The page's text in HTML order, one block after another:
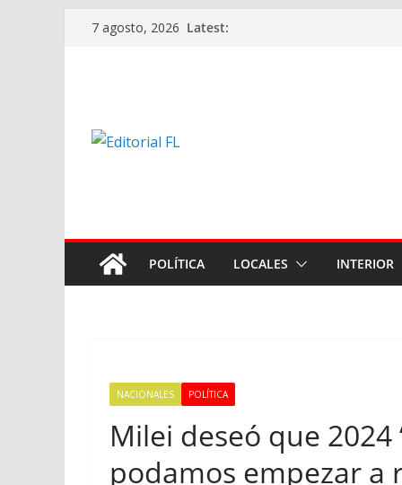
7 agosto, 2026 Latest:
POLÍTICA LOCALES INTERIOR
NACIONALES POLÍTICA
Milei deseó que 2024
podamos empezar a